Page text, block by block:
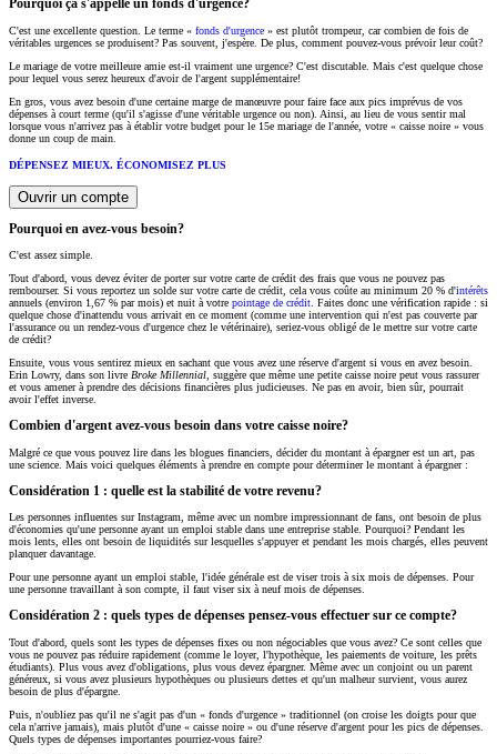
Pourquoi ça s'appelle un fonds d'urgence?
C'est une excellente question. Le terme « fonds d'urgence » est plutôt trompeur, car combien de fois de
véritables urgences se produisent? Pas souvent, j'espère. De plus, comment pouvez-vous prévoir leur coût?
Le mariage de votre meilleure amie est-il vraiment une urgence? C'est discutable. Mais c'est quelque chose
pour lequel vous serez heureux d'avoir de l'argent supplémentaire!
En gros, vous avez besoin d'une certaine marge de manœuvre pour faire face aux pics imprévus de vos
dépenses à court terme (qu'il s'agisse d'une véritable urgence ou non). Ainsi, au lieu de vous sentir mal
lorsque vous n'arrivez pas à établir votre budget pour le 15e mariage de l'année, votre « caisse noire » vous
donne un coup de main.
DÉPENSEZ MIEUX. ÉCONOMISEZ PLUS
Ouvrir un compte
Pourquoi en avez-vous besoin?
C'est assez simple.
Tout d'abord, vous devez éviter de porter sur votre carte de crédit des frais que vous ne pouvez pas
rembourser. Si vous reportez un solde sur votre carte de crédit, cela vous coûte au minimum 20 % d'intérêts
annuels (environ 1,67 % par mois) et nuit à votre pointage de crédit. Faites donc une vérification rapide : si
quelque chose d'inattendu vous arrivait en ce moment (comme une intervention qui n'est pas couverte par
l'assurance ou un rendez-vous d'urgence chez le vétérinaire), seriez-vous obligé de le mettre sur votre carte
de crédit?
Ensuite, vous vous sentirez mieux en sachant que vous avez une réserve d'argent si vous en avez besoin.
Erin Lowry, dans son livre Broke Millennial, suggère que même une petite caisse noire peut vous rassurer
et vous amener à prendre des décisions financières plus judicieuses. Ne pas en avoir, bien sûr, pourrait
avoir l'effet inverse.
Combien d'argent avez-vous besoin dans votre caisse noire?
Malgré ce que vous pouvez lire dans les blogues financiers, décider du montant à épargner est un art, pas
une science. Mais voici quelques éléments à prendre en compte pour déterminer le montant à épargner :
Considération 1 : quelle est la stabilité de votre revenu?
Les personnes influentes sur Instagram, même avec un nombre impressionnant de fans, ont besoin de plus
d'économies qu'une personne ayant un emploi stable dans une entreprise stable. Pourquoi? Pendant les
mois lents, elles ont besoin de liquidités sur lesquelles s'appuyer et pendant les mois chargés, elles peuvent
planquer davantage.
Pour une personne ayant un emploi stable, l'idée générale est de viser trois à six mois de dépenses. Pour
une personne travaillant à son compte, il faut viser six à neuf mois de dépenses.
Considération 2 : quels types de dépenses pensez-vous effectuer sur ce compte?
Tout d'abord, quels sont les types de dépenses fixes ou non négociables que vous avez? Ce sont celles que
vous ne pouvez pas réduire rapidement (comme le loyer, l'hypothèque, les paiements de voiture, les prêts
étudiants). Plus vous avez d'obligations, plus vous devez épargner. Même avec un conjoint ou un parent
généreux, si vous avez plusieurs hypothèques ou plusieurs dettes et qu'un malheur survient, vous aurez
besoin de plus d'épargne.
Puis, n'oubliez pas qu'il ne s'agit pas d'un « fonds d'urgence » traditionnel (on croise les doigts pour que
cela n'arrive jamais), mais plutôt d'une « caisse noire » ou d'une réserve d'argent pour les pics de dépenses.
Quels types de dépenses importantes pourriez-vous faire?